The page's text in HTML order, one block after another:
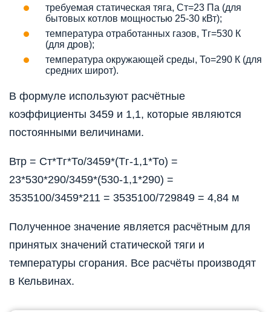
требуемая статическая тяга, Ст=23 Па (для
бытовых котлов мощностью 25-30 кВт);
температура отработанных газов, Тг=530 К
(для дров);
температура окружающей среды, То=290 К (для
средних широт).
В формуле используют расчётные
коэффициенты 3459 и 1,1, которые являются
постоянными величинами.
Втр = Ст*Тг*То/3459*(Тг-1,1*То) =
23*530*290/3459*(530-1,1*290) =
3535100/3459*211 = 3535100/729849 = 4,84 м
Полученное значение является расчётным для
принятых значений статической тяги и
температуры сгорания. Все расчёты производят
в Кельвинах.